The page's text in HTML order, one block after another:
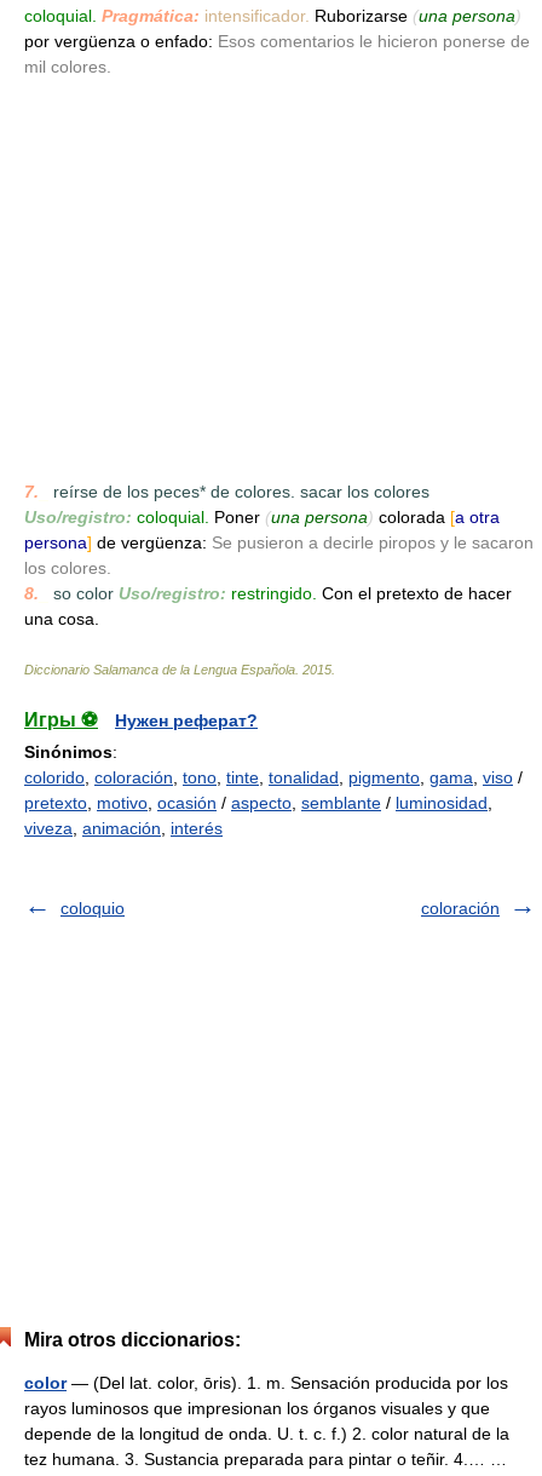
coloquial. Pragmática: intensificador. Ruborizarse (una persona)
por vergüenza o enfado: Esos comentarios le hicieron ponerse de
mil colores.
7.
reírse de los peces* de colores. sacar los colores
Uso/registro: coloquial. Poner (una persona) colorada [a otra
persona] de vergüenza: Se pusieron a decirle piropos y le sacaron
los colores.
8.
so color Uso/registro: restringido. Con el pretexto de hacer
una cosa.
Diccionario Salamanca de la Lengua Española 2015
Игры ⚽
Нужен реферат?
Sinónimos:
colorido coloración tono tinte tonalidad pigmento gama viso /
pretexto motivo ocasión / aspecto semblante / luminosidad
viveza animación interés
coloquio coloración
Mira otros diccionarios:
color— (Del lat. color, ōris). 1. m. Sensación producida por los
rayos luminosos que impresionan los órganos visuales y que
depende de la longitud de onda. U. t. c. f.) 2. color natural de la
tez humana. 3. Sustancia preparada para pintar o teñir. 4.… …